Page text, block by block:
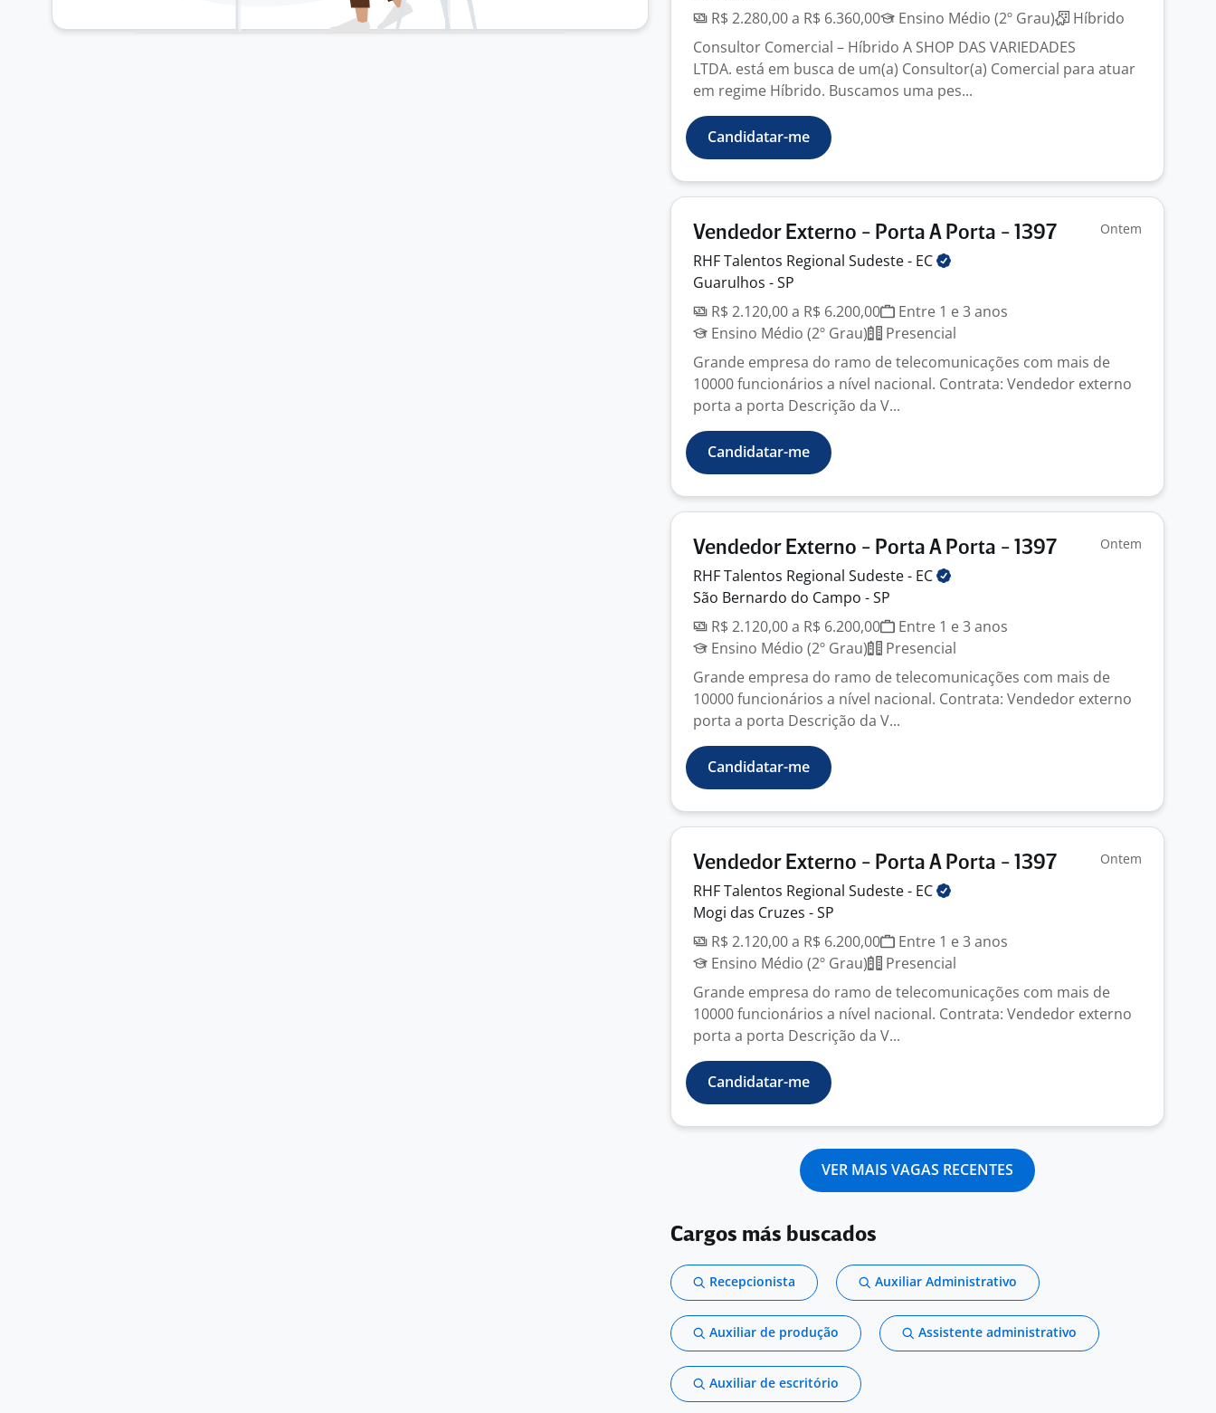
R$ 2.280,00 a R$ 6.360,00
Ensino Médio (2º Grau)
Híbrido
Consultor Comercial – Híbrido A SHOP DAS VARIEDADES
LTDA. está em busca de um(a) Consultor(a) Comercial para atuar
em regime Híbrido. Buscamos uma pes...
Candidatar-me
Vendedor Externo - Porta A Porta - 1397 Ontem
RHF Talentos Regional Sudeste - EC
Guarulhos - SP
R$ 2.120,00 a R$ 6.200,00
Entre 1 e 3 anos
Ensino Médio (2º Grau)
Presencial
Grande empresa do ramo de telecomunicações com mais de
10000 funcionários a nível nacional. Contrata: Vendedor externo
porta a porta Descrição da V...
Candidatar-me
Vendedor Externo - Porta A Porta - 1397 Ontem
RHF Talentos Regional Sudeste - EC
São Bernardo do Campo - SP
R$ 2.120,00 a R$ 6.200,00
Entre 1 e 3 anos
Ensino Médio (2º Grau)
Presencial
Grande empresa do ramo de telecomunicações com mais de
10000 funcionários a nível nacional. Contrata: Vendedor externo
porta a porta Descrição da V...
Candidatar-me
Vendedor Externo - Porta A Porta - 1397 Ontem
RHF Talentos Regional Sudeste - EC
Mogi das Cruzes - SP
R$ 2.120,00 a R$ 6.200,00
Entre 1 e 3 anos
Ensino Médio (2º Grau)
Presencial
Grande empresa do ramo de telecomunicações com mais de
10000 funcionários a nível nacional. Contrata: Vendedor externo
porta a porta Descrição da V...
Candidatar-me
VER MAIS VAGAS RECENTES
Cargos más buscados
Recepcionista Auxiliar Administrativo
Auxiliar de produção Assistente administrativo
Auxiliar de escritório